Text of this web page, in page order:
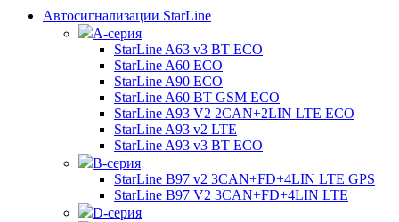
Автосигнализации StarLine
А-серия
StarLine A63 v3 BT ECO
StarLine A60 ECO
StarLine A90 ECO
StarLine A60 BT GSM ECO
StarLine A93 V2 2CAN+2LIN LTE ECO
StarLine A93 v2 LTE
StarLine A93 v3 BT ECO
B-серия
StarLine B97 v2 3CAN+FD+4LIN LTE GPS
StarLine B97 V2 3CAN+FD+4LIN LTE
D-серия